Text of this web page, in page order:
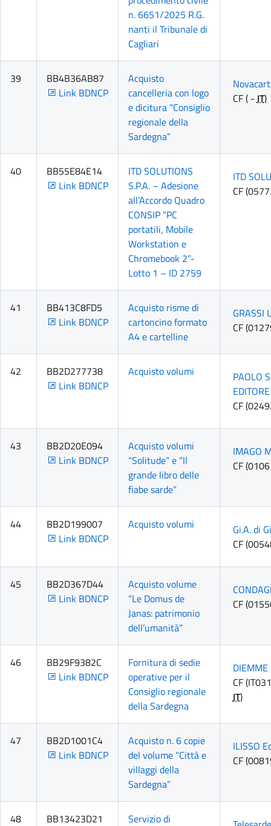
n. 6651/2025 R.G.
nanti il Tribunale di
Cagliari
39
BB4B36AB87
Link BDNCP
Acquisto
cancelleria con logo
e dicitura “Consiglio
regionale della
Sardegna”
CF ( -IT)
40
BB55E84E14
Link BDNCP
ITD SOLUTIONS
S.P.A. – Adesione
all’Accordo Quadro
CONSIP “PC
portatili, Mobile
Workstation e
Chromebook 2”-
Lotto 1 – ID 2759
ITD
CF
41
BB413C8FD5
Link BDNCP
Acquisto risme di
cartoncino formato
A4 e cartelline
GRASSI
CF
42
BB2D277738
Link BDNCP
Acquisto volumi
PAOLO
CF
43
BB2D20E094
Link BDNCP
Acquisto volumi
“Solitude” e “Il
grande libro delle
fiabe sarde”
IMAGO
CF
44
BB2D199007
Link BDNCP
Acquisto volumi
Gi.A. di
CF
45
BB2D367D44
Link BDNCP
Acquisto volume
“Le Domus de
Janas: patrimonio
dell’umanità”
CF
46
BB29F9382C
Link BDNCP
Fornitura di sedie
operative per il
Consiglio regionale
della Sardegna
DIEMME
CF
IT)
47
BB2D1001C4
Link BDNCP
Acquisto n. 6 copie
del volume “Città e
villaggi della
Sardegna”
ILISSO
CF
48 BB13423D21 Servizio di